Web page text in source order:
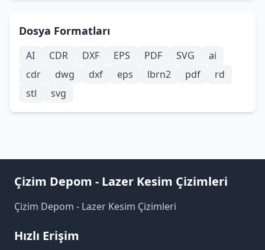
Dosya Formatları
AI CDR DXF EPS PDF SVG
ai
cdr
dwg dxf eps lbrn2 pdf
rd
stl
svg
Çizim Depom - Lazer Kesim Çizimleri
Çizim Depom - Lazer Kesim Çizimleri
Hızlı Erişim